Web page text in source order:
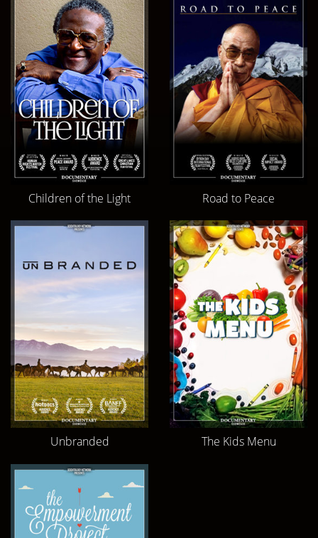
Children of the Light Road to Peace
Unbranded The Kids Menu